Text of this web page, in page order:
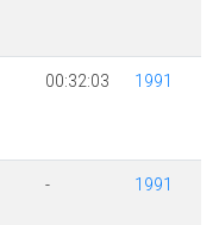
00:32:03 1991
- 1991